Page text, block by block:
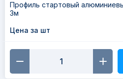
Профиль стартовый
3м
Цена за шт